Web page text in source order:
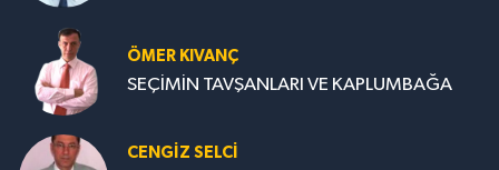
ÖMER KIVANÇ
SEÇİMİN TAVŞANLARI VE KAPLUMBAĞA
CENGİZ SELCİ